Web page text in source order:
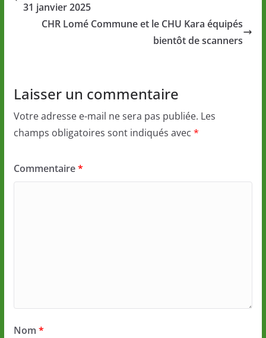
31 janvier 2025
CHR Lomé Commune et le CHU Kara équipés
bientôt de scanners
Laisser un commentaire
Votre adresse e-mail ne sera pas publiée. Les
champs obligatoires sont indiqués avec *
Commentaire*
Nom *